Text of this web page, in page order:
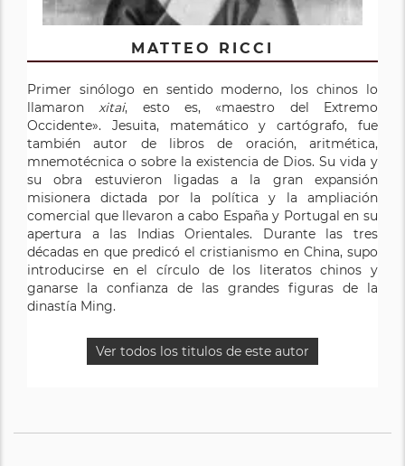
MATTEO RICCI
Primer sinólogo en sentido moderno, los chinos lo
llamaronxitai, esto es, «maestro del Extremo
Occidente». Jesuita, matemático y cartógrafo, fue
también autor de libros de oración, aritmética,
mnemotécnica o sobre la existencia de Dios. Su vida y
su obra estuvieron ligadas a la gran expansión
misionera dictada por la política y la ampliación
comercial que llevaron a cabo España y Portugal en su
apertura a las Indias Orientales. Durante las tres
décadas en que predicó el cristianismo en China, supo
introducirse en el círculo de los literatos chinos y
ganarse la confianza de las grandes figuras de la
dinastía Ming.
Ver todos los titulos de este autor